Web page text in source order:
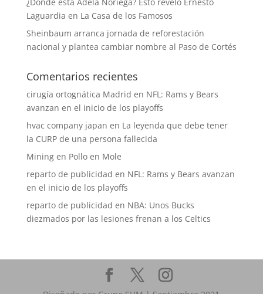
¿Dónde está Adela Noriega? Esto reveló Ernesto
Laguardia en La Casa de los Famosos
Sheinbaum arranca jornada de reforestación
nacional y plantea cambiar nombre al Paso de Cortés
Comentarios recientes
cirugía ortognática Madrid en NFL: Rams y Bears
avanzan en el inicio de los playoffs
hvac company japan en La leyenda que debe tener
la CURP de una persona fallecida
Miningen Pollo en Mole
reparto de publicidad en NFL: Rams y Bears avanzan
en el inicio de los playoffs
reparto de publicidad en NBA: Unos Bucks
diezmados por las lesiones frenan a los Celtics